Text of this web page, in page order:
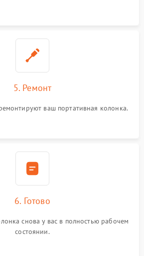
5. Ремонт
ваш портативная колонка.
6. Готово
снова у вас в полностью рабочем
состоянии.